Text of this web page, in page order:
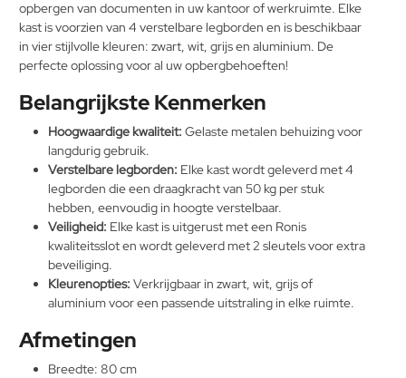
opbergen van documenten in uw kantoor of werkruimte. Elke
kast is voorzien van 4 verstelbare legborden en is beschikbaar
in vier stijlvolle kleuren: zwart, wit, grijs en aluminium. De
perfecte oplossing voor al uw opbergbehoeften!
Belangrijkste Kenmerken
Hoogwaardige kwaliteit: Gelaste metalen behuizing voor
langdurig gebruik.
Verstelbare legborden: Elke kast wordt geleverd met 4
legborden die een draagkracht van 50 kg per stuk
hebben, eenvoudig in hoogte verstelbaar.
Veiligheid: Elke kast is uitgerust met een Ronis
kwaliteitsslot en wordt geleverd met 2 sleutels voor extra
beveiliging.
Kleurenopties: Verkrijgbaar in zwart, wit, grijs of
aluminium voor een passende uitstraling in elke ruimte.
Afmetingen
Breedte: 80 cm